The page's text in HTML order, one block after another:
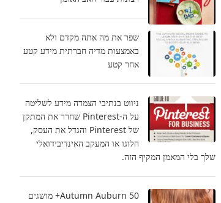
שפר את מה אתה מקדם ולא
באמצעות מדיה חברתית מידע קטע
אחר קטע
ניווט בנתיבי הצמדה מידע לשליטה
על ה-Pinterest שחרר את המתקן
של Pinterest והגדל את העסק,
הלוגו או המעקב האינדיבידואלי
שלך בלי המאמן המקיף הזה.
Autumn Auburn 50+ מושגים